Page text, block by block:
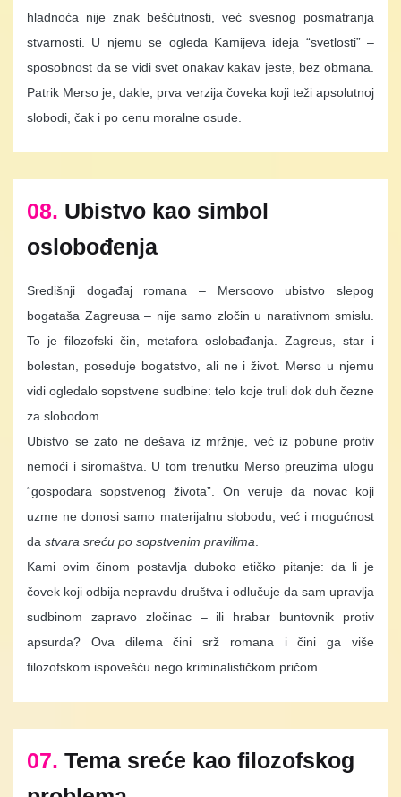
hladnoća nije znak bešćutnosti, već svesnog posmatranja
stvarnosti. U njemu se ogleda Kamijeva ideja “svetlosti” –
sposobnost da se vidi svet onakav kakav jeste, bez obmana.
Patrik Merso je, dakle, prva verzija čoveka koji teži apsolutnoj
slobodi, čak i po cenu moralne osude.
08. Ubistvo kao simbol
oslobođenja
Središnji događaj romana – Mersoovo ubistvo slepog
bogataša Zagreusa – nije samo zločin u narativnom smislu.
To je filozofski čin, metafora oslobađanja. Zagreus, star i
bolestan, poseduje bogatstvo, ali ne i život. Merso u njemu
vidi ogledalo sopstvene sudbine: telo koje truli dok duh čezne
za slobodom.
Ubistvo se zato ne dešava iz mržnje, već iz pobune protiv
nemoći i siromaštva. U tom trenutku Merso preuzima ulogu
“gospodara sopstvenog života”. On veruje da novac koji
uzme ne donosi samo materijalnu slobodu, već i mogućnost
da stvara sreću po sopstvenim pravilima
Kami ovim činom postavlja duboko etičko pitanje: da li je
čovek koji odbija nepravdu društva i odlučuje da sam upravlja
sudbinom zapravo zločinac – ili hrabar buntovnik protiv
apsurda? Ova dilema čini srž romana i čini ga više
filozofskom ispovešću nego kriminalističkom pričom.
07. Tema sreće kao filozofskog